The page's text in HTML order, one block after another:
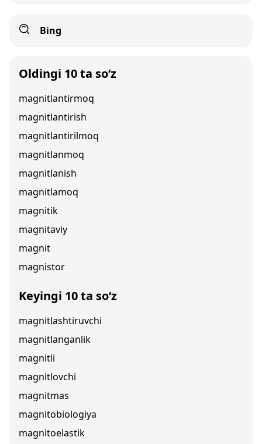
Bing
Oldingi 10 ta so‘z
magnitlantirmoq
magnitlantirish
magnitlantirilmoq
magnitlanmoq
magnitlanish
magnitlamoq
magnitik
magnitaviy
magnit
magnistor
Keyingi 10 ta so‘z
magnitlashtiruvchi
magnitlanganlik
magnitli
magnitlovchi
magnitmas
magnitobiologiya
magnitoelastik